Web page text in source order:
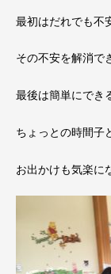
最初はだれでも不
その不安を解消で
最後は簡単にでき
ちょっとの時間子
お出かけも気楽に